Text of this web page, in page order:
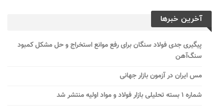
آخرین خبرها
پیگیری جدی فولاد سنگان برای رفع موانع استخراج و حل مشکل کمبود
سنگ‌آهن
مس ایران در آزمون بازار جهانی
شماره ۱ بسته تحلیلی بازار فولاد و مواد اولیه منتشر شد